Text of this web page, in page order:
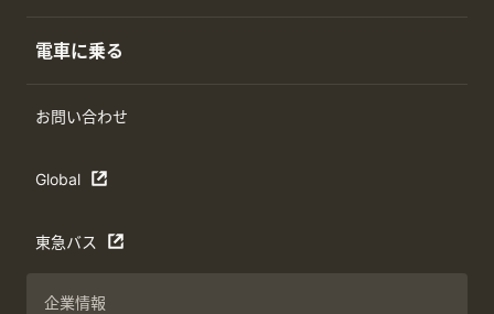
電車に乗る
お問い合わせ
Global
東急バス
企業情報